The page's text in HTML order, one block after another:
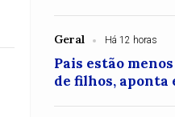
Geral Há 12 horas
Pais estão
de filhos, aponta